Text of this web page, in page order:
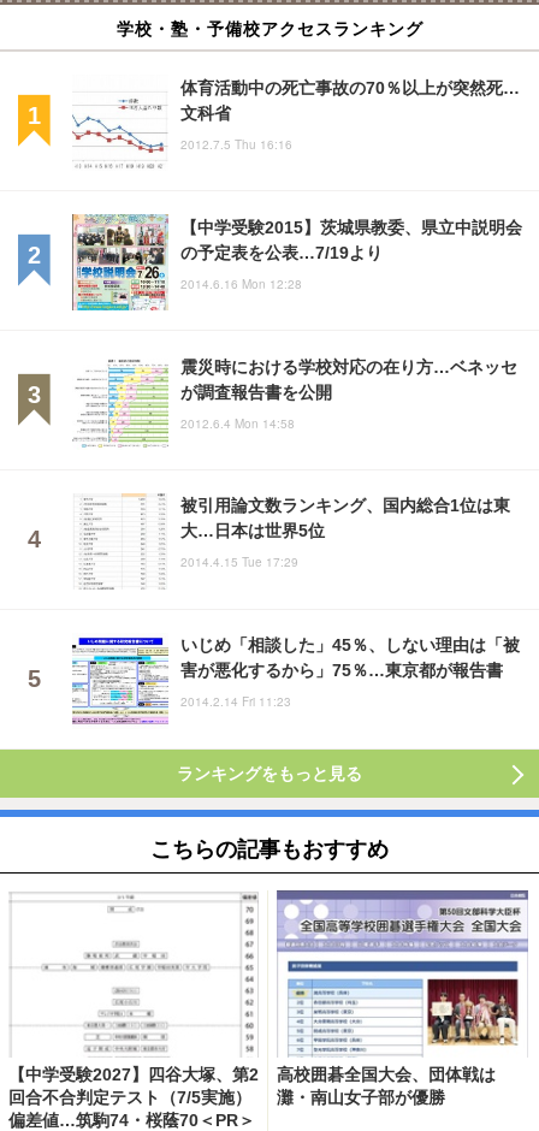
学校・塾・予備校アクセスランキング
体育活動中の死亡事故の70％以上が突然死…
文科省
2012.7.5 Thu 16:16
【中学受験2015】茨城県教委、県立中説明会
の予定表を公表…7/19より
2014.6.16 Mon 12:28
震災時における学校対応の在り方…ベネッセ
が調査報告書を公開
2012.6.4 Mon 14:58
被引用論文数ランキング、国内総合1位は東
大…日本は世界5位
2014.4.15 Tue 17:29
いじめ「相談した」45％、しない理由は「被
害が悪化するから」75％…東京都が報告書
2014.2.14 Fri 11:23
ランキングをもっと見る
こちらの記事もおすすめ
【中学受験2027】四谷大塚、第2
回合不合判定テスト（7/5実施）
偏差値…筑駒74・桜蔭70＜PR＞
高校囲碁全国大会、団体戦は
灘・南山女子部が優勝